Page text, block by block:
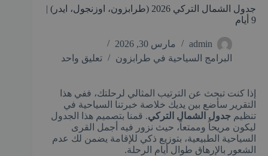
جدول الشمال التركي 2026 (طرابزون، اوزنجول، ايدر) |
9 أيام
admin
مارس 30, 2026
البرامج السياحية في طرابزون
تعليق واحد
إذا كنت تبحث عن الترتيب المثالي لرحلتك، ففي هذا
التقرير سأضع بين يديك خلاصة خبرتنا السياحية في
تنظيم جدول الشمال التركي. قمنا بتصميم هذا الجدول
ليكون مريحاً وممتعاً، حيث نزور فيه أجمل القرى
السياحية الطبيعية، بتوزيع ذكي للإقامة يضمن لك عدم
الشعور بالإرهاق طوال أيام الرحلة.